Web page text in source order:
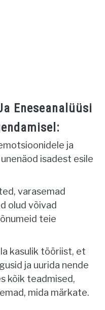
Eneseanalüüsi
ja
isadest esile
varasemad
olud võivad
teie
kasulik tööriist, et
ja uurida nende
kõik teadmised,
mida märkate.